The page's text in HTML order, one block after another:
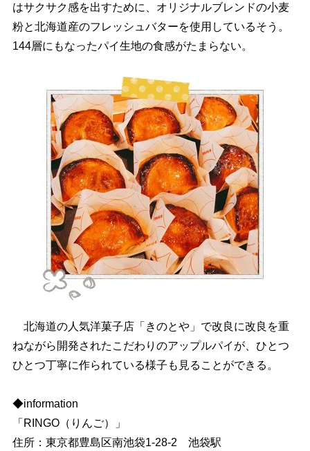
はサクサク感を出すために、オリジナルブレンドの小麦
粉と北海道産のフレッシュバターを使用しているそう。
144層にもなったパイ生地の食感がたまらない。
北海道の人気洋菓子店「きのとや」で改良に改良を重
ねながら開発されたこだわりのアップルパイが、ひとつ
ひとつ丁寧に作られている様子も見ることができる。
◆information
「RINGO（りんご）」
住所：東京都豊島区南池袋1-28-2 池袋駅